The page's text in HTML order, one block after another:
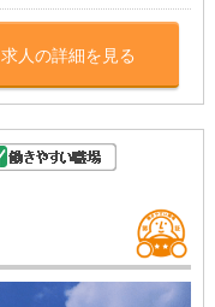
求人の詳細を見る